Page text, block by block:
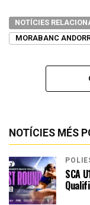
NOTÍCIES
MORABANC
NOTÍCIES MÉS
SCA